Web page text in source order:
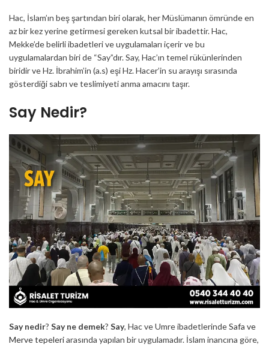
Hac, İslam’ın beş şartından biri olarak, her Müslümanın ömründe en
az bir kez yerine getirmesi gereken kutsal bir ibadettir. Hac,
Mekke’de belirli ibadetleri ve uygulamaları içerir ve bu
uygulamalardan biri de “Say”dır. Say, Hac’ın temel rükünlerinden
biridir ve Hz. İbrahim’in (a.s) eşi Hz. Hacer’in su arayışı sırasında
gösterdiği sabrı ve teslimiyeti anma amacını taşır.
Say Nedir?
Say nedir? Say ne demek? Say, Hac ve Umre ibadetlerindeSafa ve
Merve tepeleriarasında yapılan bir uygulamadır. İslam inancına göre,